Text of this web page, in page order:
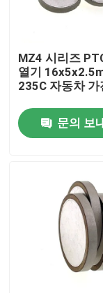
공장 투어
품질 관리
MZ4 시리즈
열기
235C 자동차 가
문의 보